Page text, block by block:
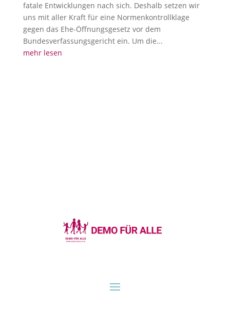
fatale Entwicklungen nach sich. Deshalb setzen wir
uns mit aller Kraft für eine Normenkontrollklage
gegen das Ehe-Öffnungsgesetz vor dem
Bundesverfassungsgericht ein. Um die...
mehr lesen